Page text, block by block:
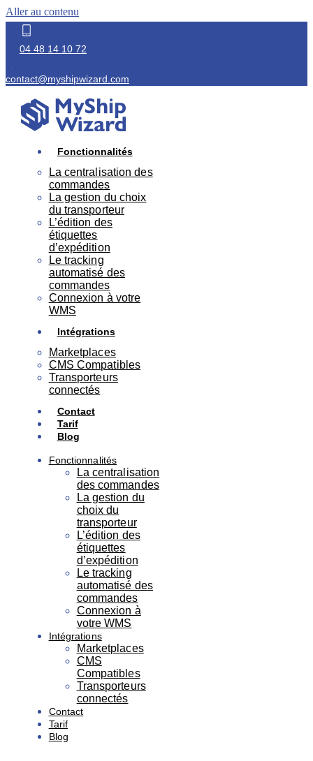
Aller au contenu
04 48 14 10 72
contact@myshipwizard.com
Fonctionnalités
La centralisation des
commandes
La gestion du choix
du transporteur
L’édition des
étiquettes
d’expédition
Le tracking
automatisé des
commandes
Connexion à votre
WMS
Intégrations
Marketplaces
CMS Compatibles
Transporteurs
connectés
Contact
Tarif
Blog
Fonctionnalités
La centralisation
des commandes
La gestion du
choix du
transporteur
L’édition des
étiquettes
d’expédition
Le tracking
automatisé des
commandes
Connexion à
votre WMS
Intégrations
Marketplaces
CMS
Compatibles
Transporteurs
connectés
Contact
Tarif
Blog